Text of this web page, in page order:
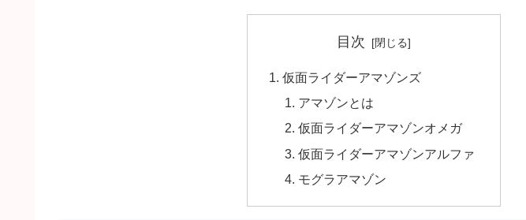
目次
仮面ライダーアマゾンズ
アマゾンとは
仮面ライダーアマゾンオメガ
仮面ライダーアマゾンアルファ
モグラアマゾン